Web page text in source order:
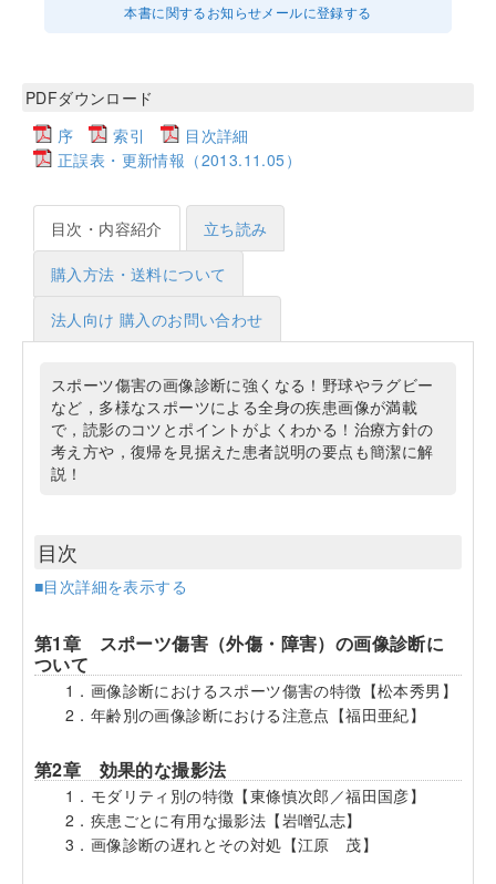
本書に関するお知らせメールに登録する
PDFダウンロード
序
索引
目次詳細
正誤表・更新情報（2013.11.05）
目次・内容紹介 立ち読み
購入方法・送料について
法人向け 購入のお問い合わせ
スポーツ傷害の画像診断に強くなる！野球やラグビー
など，多様なスポーツによる全身の疾患画像が満載
で，読影のコツとポイントがよくわかる！治療方針の
考え方や，復帰を見据えた患者説明の要点も簡潔に解
説！
目次
■目次詳細を表示する
第1章 スポーツ傷害（外傷・障害）の画像診断に
ついて
1．画像診断におけるスポーツ傷害の特徴【松本秀男】
2．年齢別の画像診断における注意点【福田亜紀】
第2章 効果的な撮影法
1．モダリティ別の特徴【東條慎次郎／福田国彦】
2．疾患ごとに有用な撮影法【岩噌弘志】
3．画像診断の遅れとその対処【江原 茂】